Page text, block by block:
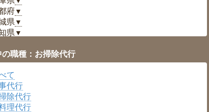
府▼
県 ▼
県 ▼
県▼
県▼
県
の職種：お掃除代行
て
代行
除代行
理代行